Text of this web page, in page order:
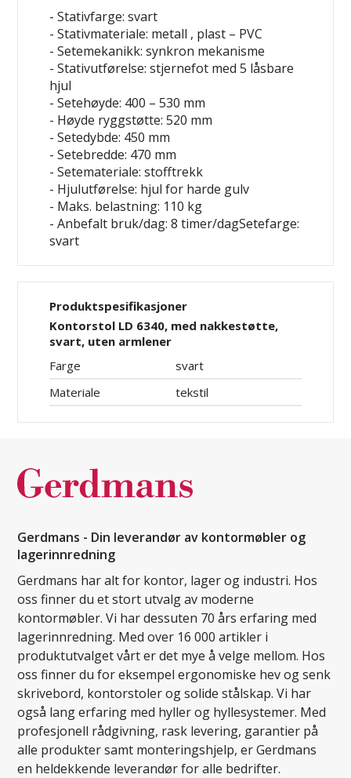
- Stativfarge: svart
- Stativmateriale: metall , plast – PVC
- Setemekanikk: synkron mekanisme
- Stativutførelse: stjernefot med 5 låsbare
hjul
- Setehøyde: 400 – 530 mm
- Høyde ryggstøtte: 520 mm
- Setedybde: 450 mm
- Setebredde: 470 mm
- Setemateriale: stofftrekk
- Hjulutførelse: hjul for harde gulv
- Maks. belastning: 110 kg
- Anbefalt bruk/dag: 8 timer/dagSetefarge:
svart
Produktspesifikasjoner
Kontorstol LD 6340, med nakkestøtte,
svart, uten armlener
Farge
svart
Materiale
tekstil
Gerdmans - Din leverandør av kontormøbler og
lagerinnredning
Gerdmans har alt for kontor, lager og industri. Hos
oss finner du et stort utvalg av moderne
kontormøbler. Vi har dessuten 70 års erfaring med
lagerinnredning. Med over 16 000 artikler i
produktutvalget vårt er det mye å velge mellom. Hos
oss finner du for eksempel ergonomiske hev og senk
skrivebord, kontorstoler og solide stålskap. Vi har
også lang erfaring med hyller og hyllesystemer. Med
profesjonell rådgivning, rask levering, garantier på
alle produkter samt monteringshjelp, er Gerdmans
en heldekkende leverandør for alle bedrifter.